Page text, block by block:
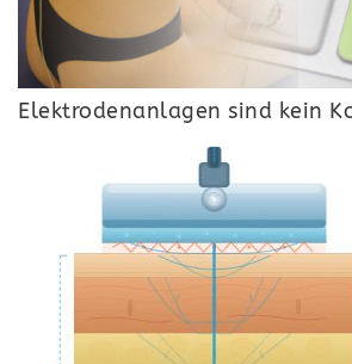
Elektrodenanlagen sind kein